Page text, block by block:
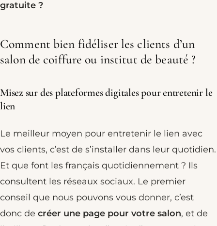
gratuite ?
Comment bien fidéliser les clients d’un
salon de coiffure ou institut de beauté ?
Misez sur des plateformes digitales pour entretenir le
lien
Le meilleur moyen pour entretenir le lien avec
vos clients, c’est de s’installer dans leur quotidien.
Et que font les français quotidiennement ? Ils
consultent les réseaux sociaux. Le premier
conseil que nous pouvons vous donner, c’est
donc de créer une page pour votre salon, et de